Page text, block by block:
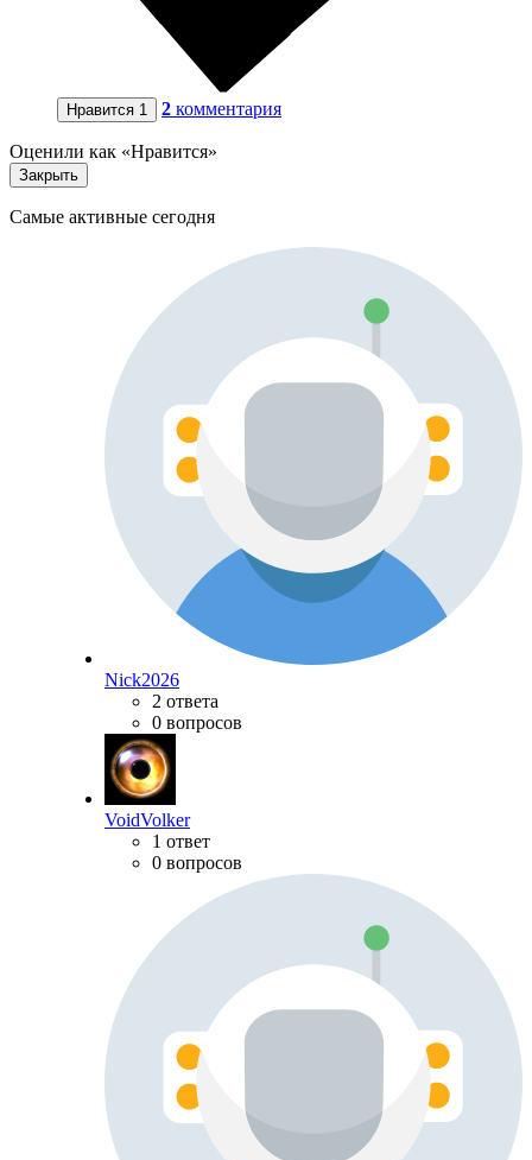
Нравится 1 2 комментария
Оценили как «Нравится»
Закрыть
Самые активные сегодня
Nick2026
2 ответа
0 вопросов
VoidVolker
1 ответ
0 вопросов